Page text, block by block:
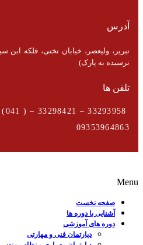
آدرس
نرسیده به پارک)
تلفن ها
09353964863
Menu
صفحه نخست
آشنایی با دوره ها
دوره های آموزشی
دپارتمان فنی و مهارتی